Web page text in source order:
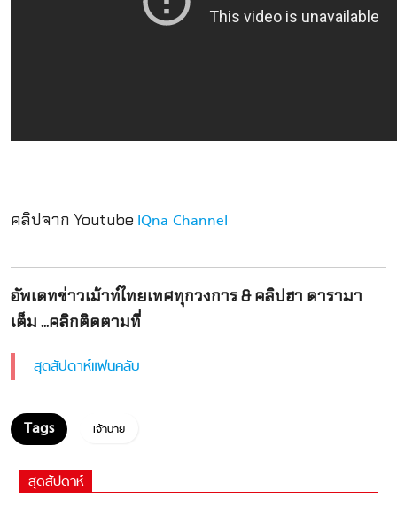
คลิปจาก Youtube IQna Channel
อัพเดทข่าวเม้าท์ไทยเทศทุกวงการ & คลิปฮา ดารามา
เต็ม ...คลิกติดตามที่
สุดสัปดาห์แฟนคลับ
เจ้านาย
สุดสัปดาห์